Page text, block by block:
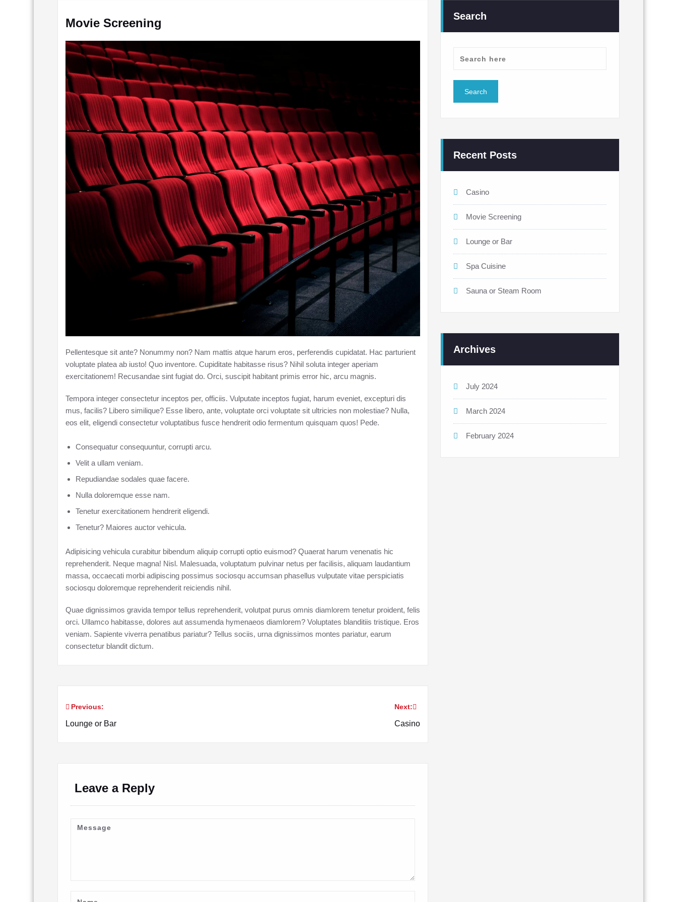
Movie Screening
Pellentesque sit ante? Nonummy non? Nam mattis atque harum eros, perferendis cupidatat. Hac parturient
voluptate platea ab iusto! Quo inventore. Cupiditate habitasse risus? Nihil soluta integer aperiam
exercitationem! Recusandae sint fugiat do. Orci, suscipit habitant primis error hic, arcu magnis.
Tempora integer consectetur inceptos per, officiis. Vulputate inceptos fugiat, harum eveniet, excepturi dis
mus, facilis? Libero similique? Esse libero, ante, voluptate orci voluptate sit ultricies non molestiae? Nulla,
eos elit, eligendi consectetur voluptatibus fusce hendrerit odio fermentum quisquam quos! Pede.
Consequatur consequuntur, corrupti arcu.
Velit a ullam veniam.
Repudiandae sodales quae facere.
Nulla doloremque esse nam.
Tenetur exercitationem hendrerit eligendi.
Tenetur? Maiores auctor vehicula.
Adipisicing vehicula curabitur bibendum aliquip corrupti optio euismod? Quaerat harum venenatis hic
reprehenderit. Neque magna! Nisl. Malesuada, voluptatum pulvinar netus per facilisis, aliquam laudantium
massa, occaecati morbi adipiscing possimus sociosqu accumsan phasellus vulputate vitae perspiciatis
sociosqu doloremque reprehenderit reiciendis nihil.
Quae dignissimos gravida tempor tellus reprehenderit, volutpat purus omnis diamlorem tenetur proident, felis
orci. Ullamco habitasse, dolores aut assumenda hymenaeos diamlorem? Voluptates blanditiis tristique. Eros
veniam. Sapiente viverra penatibus pariatur? Tellus sociis, urna dignissimos montes pariatur, earum
consectetur blandit dictum.
Post
Previous:
Lounge or Bar
Next:
Casino
Leave a Reply
Search
Recent Posts
Casino
Movie Screening
Lounge or Bar
Spa Cuisine
Sauna or Steam Room
Archives
July 2024
March 2024
February 2024